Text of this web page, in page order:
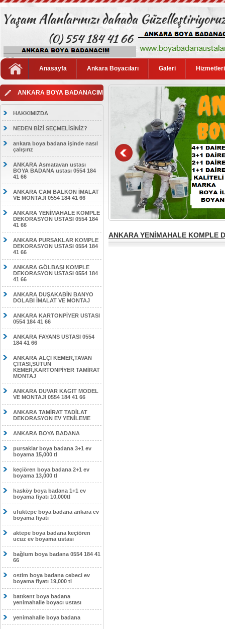
Anasayfa Ankara Boyacıları Galeri
ANKARA BOYA BADANACIM
HAKKIMIZDA
NEDEN BİZİ SEÇMELİSİNİZ?
ankara boya badana işinde nasıl
çalışırız
ANKARA Asmatavan ustası
BOYA BADANA ustası 0554 184
41 66
ANKARA CAM BALKON İMALAT
VE MONTAJI 0554 184 41 66
ANKARA YENİMAHALE KOMPLE
DEKORASYON USTASI 0554 184
41 66
ANKARA PURSAKLAR KOMPLE
DEKORASYON USTASI 0554 184
41 66
ANKARA GÖLBAŞI KOMPLE
DEKORASYON USTASI 0554 184
41 66
ANKARA DUŞAKABİN BANYO
DOLABI İMALAT VE MONTAJ
ANKARA KARTONPİYER USTASI
0554 184 41 66
ANKARA FAYANS USTASI 0554
184 41 66
ANKARA ALÇI KEMER,TAVAN
ÇITASI,SÜTUN
KEMER,KARTONPİYER TAMİRAT
MONTAJ
ANKARA DUVAR KAGIT MODEL
VE MONTAJI 0554 184 41 66
ANKARA TAMİRAT TADİLAT
DEKORASYON EV YENİLEME
ANKARA BOYA BADANA
pursaklar boya badana 3+1 ev
boyama 15,000 tl
keçiören boya badana 2+1 ev
boyama 13,000 tl
hasköy boya badana 1+1 ev
boyama fiyatı 10,000tl
ufuktepe boya badana ankara ev
boyama fiyatı
aktepe boya badana keçiören
ucuz ev boyama ustası
bağlum boya badana 0554 184 41
66
ostim boya badana cebeci ev
boyama fiyatı 19,000 tl
batıkent boya badana
yenimahalle boyacı ustası
yenimahalle boya badana
ANKARA YENİMAHALE KOMPLE